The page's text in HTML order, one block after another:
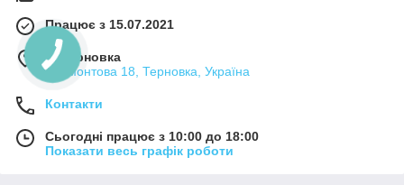
Працює з 15.07.2021
м. Терновка
Лермонтова 18, Терновка, Україна
Контакти
Сьогодні працює з 10:00 до 18:00
Показати весь графік роботи